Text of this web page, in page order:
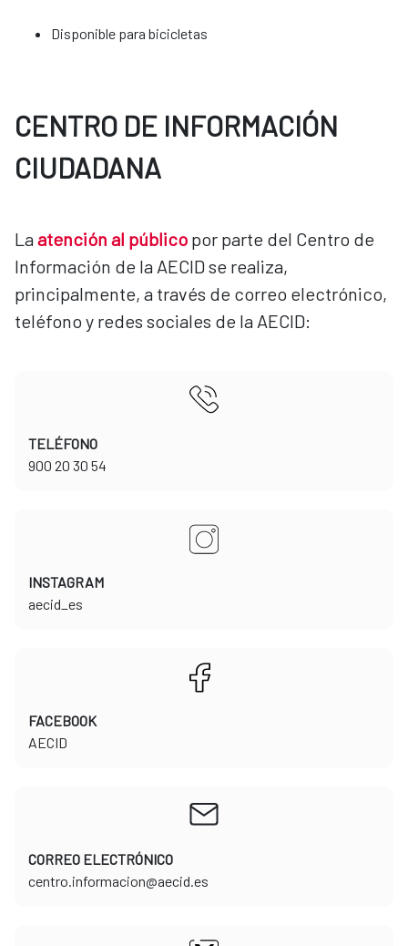
​​​​​​​Disponible para bicicletas
CENTRO DE INFORMACIÓN
CIUDADANA
Laatención al público por parte del Centro de
Información de la AECID se realiza,
principalmente, a través de correo electrónico,
teléfono y redes sociales de la AECID:
TELÉFONO
​​​​​​​900 20 30 54
INSTAGRAM
​​​​​​​aecid_es
FACEBOOK
​​​​​​​AECID
CORREO ELECTRÓNICO
​​​​​​​centro.informacion@aecid.es